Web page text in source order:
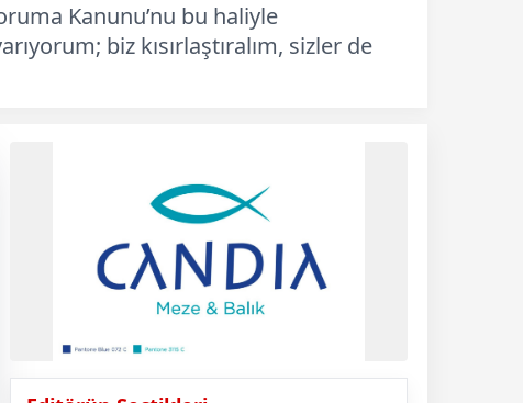
Kanunu’nu bu haliyle
biz kısırlaştıralım, sizler de